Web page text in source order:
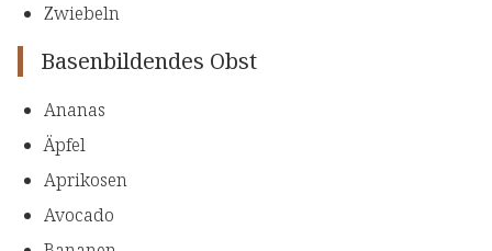
Zwiebeln
Basenbildendes Obst
Ananas
Äpfel
Aprikosen
Avocado